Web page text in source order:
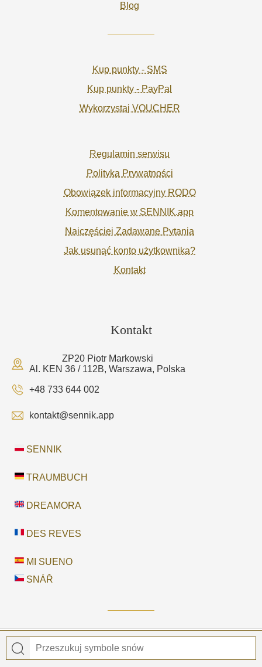
Blog
Kup punkty - SMS
Kup punkty - PayPal
Wykorzystaj VOUCHER
Regulamin serwisu
Polityka Prywatności
Obowiązek informacyjny RODO
Komentowanie w SENNIK.app
Najczęściej Zadawane Pytania
Jak usunąć konto użytkownika?
Kontakt
Kontakt
ZP20 Piotr Markowski
Al. KEN 36 / 112B, Warszawa, Polska
+48 733 644 002
kontakt@sennik.app
SENNIK
TRAUMBUCH
DREAMORA
DES REVES
MI SUENO
SNÁŘ
© 2026
Sennik